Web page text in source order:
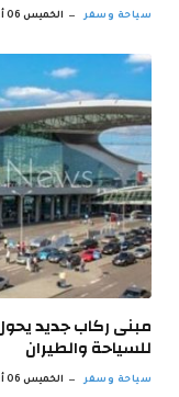
سياحة وسفر الخميس 06 أغسطس 1:16 ص
مبنى ركاب جديد
للسياحة والطيران
سياحة وسفر الخميس 06 أغسطس 12:15 ص